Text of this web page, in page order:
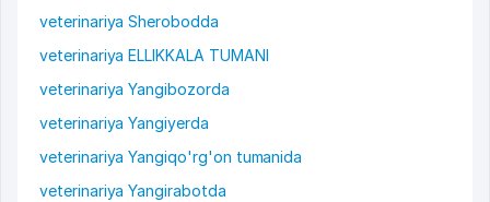
veterinariya Sherobodda
veterinariya ELLIKKALA TUMANI
veterinariya Yangibozorda
veterinariya Yangiyerda
veterinariya Yangiqo'rg'on tumanida
veterinariya Yangirabotda